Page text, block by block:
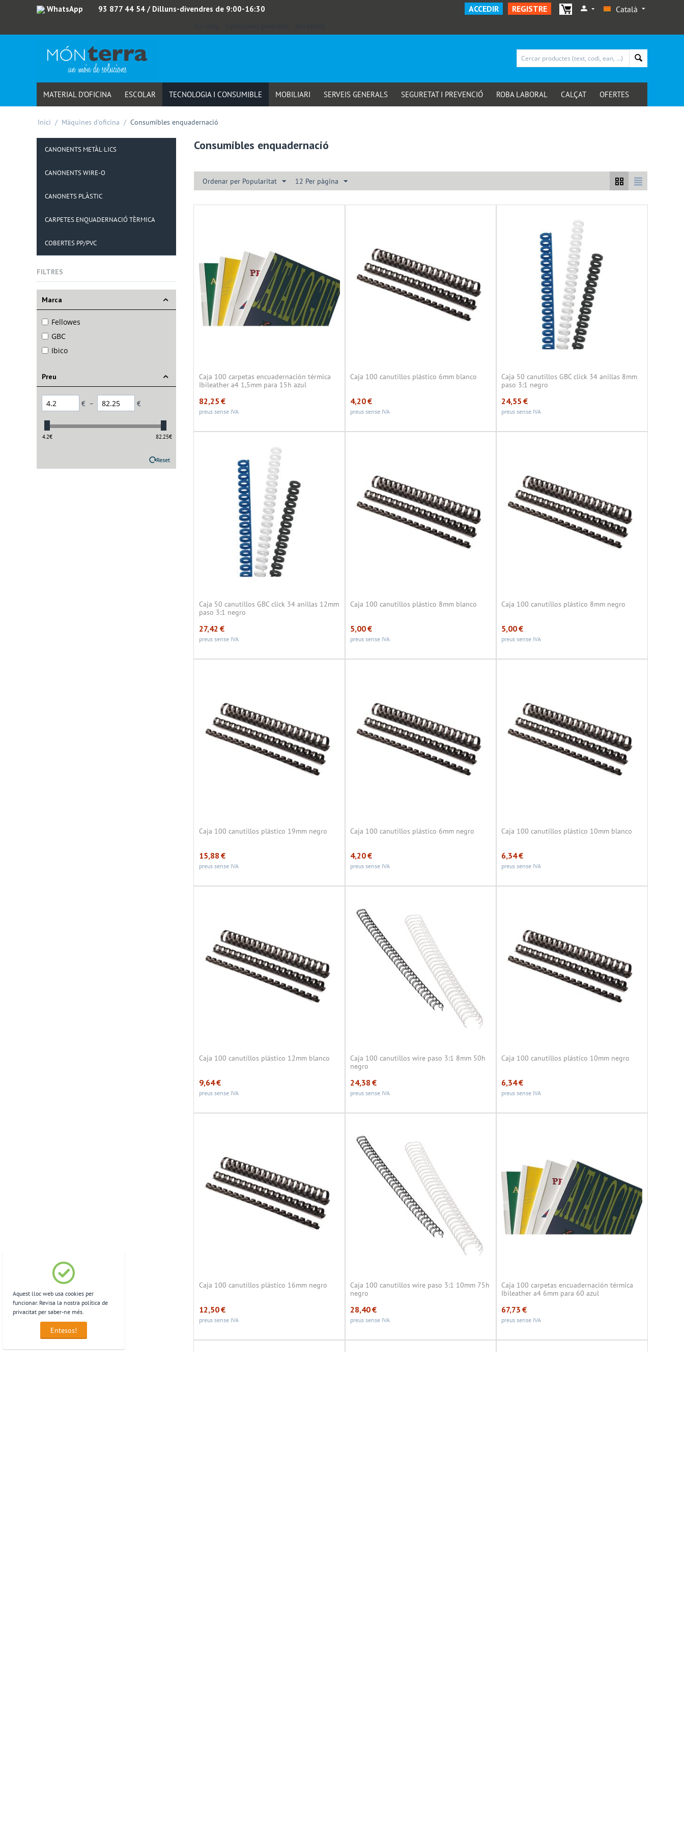
WhatsApp 93 877 44 54 / Dilluns-divendres de 9:00-16:30 Català
ACCEDIR REGISTRE
MATERIAL D'OFICINA ESCOLAR TECNOLOGIA I CONSUMIBLE MOBILIARI SERVEIS GENERALS SEGURETAT I PREVENCIÓ ROBA LABORAL CALÇAT OFERTES
Inici / Màquines d'oficina / Consumibles enquadernació
CANONENTS METÀL·LICS
CANONENTS WIRE-O
CANONETS PLÀSTIC
CARPETES ENQUADERNACIÓ TÈRMICA
COBERTES PP/PVC
FILTRES
Marca
Fellowes
GBC
Ibico
Preu
€ – €
4.2€ 82.25€
Reset
Consumibles enquadernació
Ordenar per Popularitat 12 Per pàgina
Caja 100 carpetas encuadernación térmica
Ibileather a4 1,5mm para 15h azul
82,25 €
preus sense IVA
Caja 100 canutillos plástico 6mm blanco
4,20€
preus sense IVA
Caja 50 canutillos GBC click 34 anillas 8mm
paso 3:1 negro
24,55 €
preus sense IVA
Caja 50 canutillos GBC click 34 anillas 12mm
paso 3:1 negro
27,42 €
preus sense IVA
Caja 100 canutillos plástico 8mm blanco
5,00€
preus sense IVA
Caja 100 canutillos plástico 8mm negro
5,00€
preus sense IVA
Caja 100 canutillos plástico 19mm negro
15,88 €
preus sense IVA
Caja 100 canutillos plástico 6mm negro
4,20€
preus sense IVA
Caja 100 canutillos plástico 10mm blanco
6,34€
preus sense IVA
Caja 100 canutillos plástico 12mm blanco
9,64€
preus sense IVA
Caja 100 canutillos wire paso 3:1 8mm 50h
negro
24,38 €
preus sense IVA
Caja 100 canutillos plástico 10mm negro
6,34€
preus sense IVA
Caja 100 canutillos plástico 16mm negro
12,50€
preus sense IVA
Caja 100 canutillos wire paso 3:1 10mm 75h
negro
28,40€
preus sense IVA
Caja 100 carpetas encuadernación térmica
Ibileather a4 6mm para 60 azul
67,73 €
preus sense IVA
Aquest lloc web usa cookies per
funcionar. Revisa la nostra política de
privacitat per saber-ne més.
Entesos!